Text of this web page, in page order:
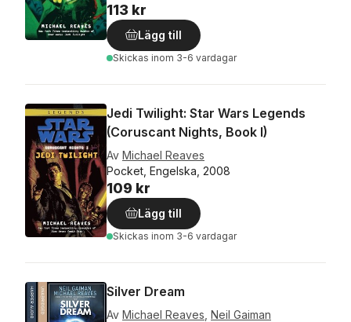
113 kr
Lägg till
Skickas inom 3-6 vardagar
Jedi Twilight: Star Wars Legends
(Coruscant Nights, Book I)
Av Michael Reaves
Pocket, Engelska, 2008
109 kr
Lägg till
Skickas inom 3-6 vardagar
Silver Dream
Av Michael Reaves Neil Gaiman